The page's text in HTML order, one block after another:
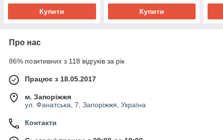
Купити Купити
Про нас
86% позитивних з 118 відгуків за рік
Працює з 18.05.2017
м. Запоріжжя
ул. Фанатська, 7, Запоріжжя, Україна
Контакти